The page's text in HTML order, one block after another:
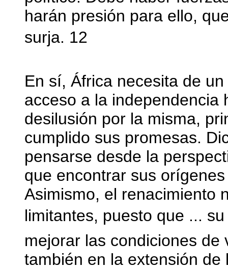
harán presión para ello,
surja. 12
En sí, África necesita de
acceso a la independencia
desilusión por la misma,
cumplido sus promesas.
pensarse desde la
que encontrar sus
Asimismo, el renacimiento
limitantes, puesto que ...
mejorar las condiciones
también en la extensión